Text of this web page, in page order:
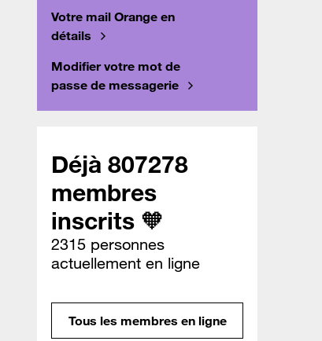
Votre mail Orange en
détails
Modifier votre mot de
passe de messagerie
Déjà 807278
membres
inscrits 🧡
2315 personnes
actuellement en ligne
Tous les membres en ligne